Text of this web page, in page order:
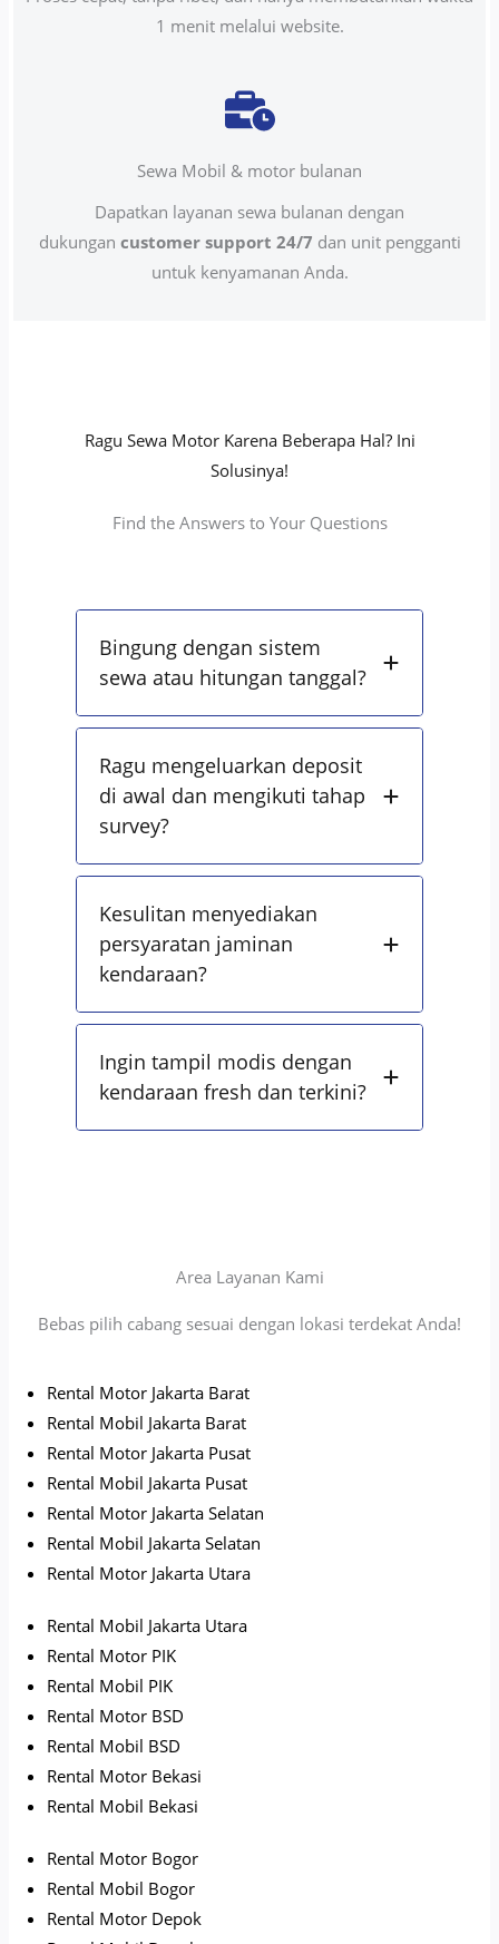
1 menit melalui website.
Sewa Mobil & motor bulanan
Dapatkan layanan sewa bulanan dengan
dukungan customer support 24/7 dan unit pengganti
untuk kenyamanan Anda.
Ragu Sewa Motor Karena Beberapa Hal? Ini
Solusinya!
Find the Answers to Your Questions
Bingung dengan sistem
sewa atau hitungan tanggal?
Ragu mengeluarkan deposit
di awal dan mengikuti tahap
survey?
Kesulitan menyediakan
persyaratan jaminan
kendaraan?
Ingin tampil modis dengan
kendaraan fresh dan terkini?
Area Layanan Kami
Bebas pilih cabang sesuai dengan lokasi terdekat Anda!
Rental Motor Jakarta Barat
Rental Mobil Jakarta Barat
Rental Motor Jakarta Pusat
Rental Mobil Jakarta Pusat
Rental Motor Jakarta Selatan
Rental Mobil Jakarta Selatan
Rental Motor Jakarta Utara
Rental Mobil Jakarta Utara
Rental Motor PIK
Rental Mobil PIK
Rental Motor BSD
Rental Mobil BSD
Rental Motor Bekasi
Rental Mobil Bekasi
Rental Motor Bogor
Rental Mobil Bogor
Rental Motor Depok